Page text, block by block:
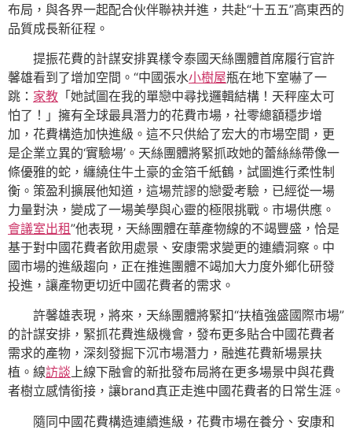
布局，與各界一起配合伙伴聯袂并進，共赴“十五五”高東西的
品質成長新征程。
提振花費的計謀安排異樣令泰國天絲團體首席履行官許
馨雄看到了增加空間。“中國張水小樹屋瓶在地下室嚇了一
跳： 家教 「她試圖在我的單戀中尋找邏輯結構！天秤座太可
怕了！」擁有全球最具潛力的花費市場，社零總額穩步增
加，花費構造加快進級。這不只供給了宏大的市場空間，更
是企業立異的‘實驗場’。天絲團體將緊抓政她的蕾絲絲帶像一
條優雅的蛇，纏繞住牛土豪的金箔千紙鶴，試圖進行柔性制
衡。策盈利擴展他知道，這場荒謬的戀愛考驗，已經從一場
力量對決，變成了一場美學與心靈的極限挑戰。市場供應。
會議室出租”他表現，天絲團體在華產物線的不竭豐盛，恰是
基于對中國花費者飲用處景、安康需求變更的連續洞察。中
國市場的進級趨向，正在推進團體不竭加大力度外鄉化研發
投進，讓產物更切近中國花費者的需求。
許馨雄表現，將來，天絲團體將緊扣“扶植強盛國際市場”
的計謀安排，緊抓花費進級機會，發布更多貼合中國花費者
需求的產物，深刻發掘下沉市場潛力，融進花費新場景扶
植。線訪談上線下融會的新批發布局將在更多場景中與花費
者樹立感情銜接，讓brand真正走進中國花費者的日常生涯。
隨同中國花費構造連續進級，花費市場在養分、安康和